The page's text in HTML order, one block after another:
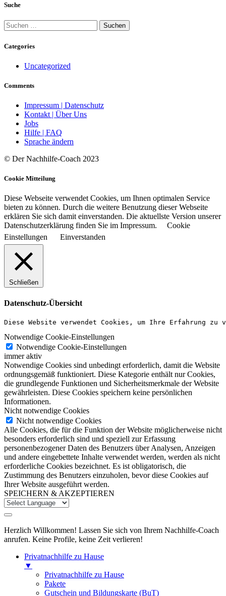
Suche
Suchen
nach:
Categories
Uncategorized
Comments
Impressum | Datenschutz
Kontakt | Über Uns
Jobs
Hilfe | FAQ
Sprache ändern
© Der Nachhilfe-Coach 2023
Cookie Mitteilung
Diese Webseite verwendet Cookies, um Ihnen optimalen Service
bieten zu können. Durch die weitere Benutzung dieser Webseite
erklären Sie sich damit einverstanden. Die aktuellste Version unserer
Datenschutzerklärung finden Sie im Impressum.
Cookie
Einstellungen
Einverstanden
Schließen
Datenschutz-Übersicht
Diese Website verwendet Cookies, um Ihre Erfahrung
Notwendige Cookie-Einstellungen
Notwendige Cookie-Einstellungen
immer aktiv
Notwendige Cookies sind unbedingt erforderlich, damit die Website
ordnungsgemäß funktioniert. Diese Kategorie enthält nur Cookies,
die grundlegende Funktionen und Sicherheitsmerkmale der Website
gewährleisten. Diese Cookies speichern keine persönlichen
Informationen.
Nicht notwendige Cookies
Nicht notwendige Cookies
Alle Cookies, die für die Funktion der Website möglicherweise nicht
besonders erforderlich sind und speziell zur Erfassung
personenbezogener Daten des Benutzers über Analysen, Anzeigen
und andere eingebettete Inhalte verwendet werden, werden als nicht
erforderliche Cookies bezeichnet. Es ist obligatorisch, die
Zustimmung des Benutzers einzuholen, bevor diese Cookies auf
Ihrer Website ausgeführt werden.
SPEICHERN & AKZEPTIEREN
Herzlich Willkommen! Lassen Sie sich von Ihrem Nachhilfe-Coach
anrufen. Keine Profile, keine Zeit verlieren!
Privatnachhilfe zu Hause
▼
Privatnachhilfe zu Hause
Pakete
Gutschein und Bildungskarte (BuT)